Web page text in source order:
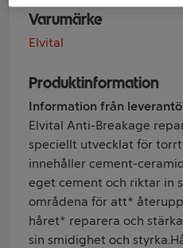
Varumärke
Elvital
Produktinformation
Information från
Elvital Anti-Breakage
speciellt utvecklat för
innehåller cement-
eget cement och riktar in
områdena för att*
håret* reparera och
sin smidighet och